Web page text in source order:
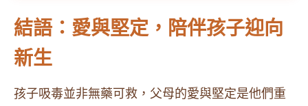
結語：愛與堅定，陪伴孩子迎向
新生
孩子吸毒並非無藥可救，父母的愛與堅定是他們重